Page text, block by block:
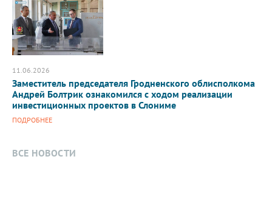
11.06.2026
Заместитель председателя Гродненского облисполкома
Андрей Болтрик ознакомился с ходом реализации
инвестиционных проектов в Слониме
ПОДРОБНЕЕ
ВСЕ НОВОСТИ